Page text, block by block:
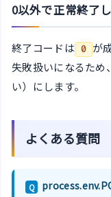
0以外で正常終了
終了コードは 0 が
失敗扱いになるため
い）にします。
よくある質問
Q